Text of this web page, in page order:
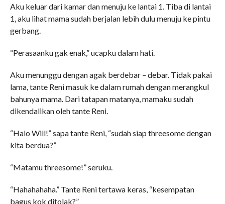
Aku keluar dari kamar dan menuju ke lantai 1. Tiba di lantai
1, aku lihat mama sudah berjalan lebih dulu menuju ke pintu
gerbang.
“Perasaanku gak enak,” ucapku dalam hati.
Aku menunggu dengan agak berdebar – debar. Tidak pakai
lama, tante Reni masuk ke dalam rumah dengan merangkul
bahunya mama. Dari tatapan matanya, mamaku sudah
dikendalikan oleh tante Reni.
“Halo Will!” sapa tante Reni, “sudah siap threesome dengan
kita berdua?”
“Matamu threesome!” seruku.
“Hahahahaha.” Tante Reni tertawa keras, “kesempatan
bagus kok ditolak?”